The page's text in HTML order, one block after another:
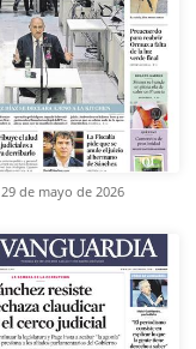
29 de mayo de 2026